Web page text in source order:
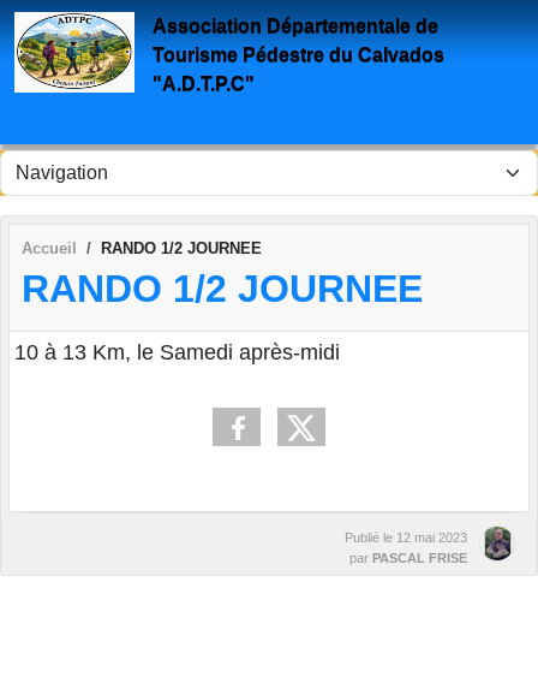
Association Départementale de
Tourisme Pédestre du Calvados
"A.D.T.P.C"
Accueil RANDO 1/2 JOURNEE
RANDO 1/2 JOURNEE
10 à 13 Km, le Samedi après-midi
Publié le 12 mai 2023
par PASCAL FRISE
Panneau de gestion des cookies